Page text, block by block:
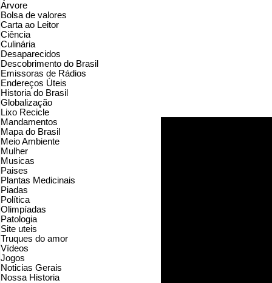
Árvore
Bolsa de valores
Carta ao Leitor
Ciência
Culinária
Desaparecidos
Descobrimento do Brasil
Emissoras de Rádios
Endereços Úteis
Historia do Brasil
Globalização
Lixo Recicle
Mandamentos
Mapa do Brasil
Meio Ambiente
Mulher
Musicas
Paises
Plantas Medicinais
Piadas
Política
Olimpíadas
Patologia
Site uteis
Truques do amor
Vídeos
Jogos
Noticias Gerais
Nossa Historia